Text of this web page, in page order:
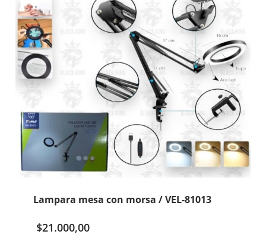
cantidad
Lampara mesa con morsa / VEL-81013
$21.000,00